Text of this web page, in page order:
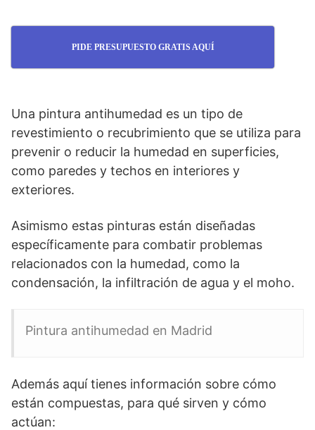
PIDE PRESUPUESTO GRATIS AQUÍ
Una pintura antihumedad es un tipo de
revestimiento o recubrimiento que se utiliza para
prevenir o reducir la humedad en superficies,
como paredes y techos en interiores y
exteriores.
Asimismo estas pinturas están diseñadas
específicamente para combatir problemas
relacionados con la humedad, como la
condensación, la infiltración de agua y el moho.
Pintura antihumedad en Madrid
Además aquí tienes información sobre cómo
están compuestas, para qué sirven y cómo
actúan: